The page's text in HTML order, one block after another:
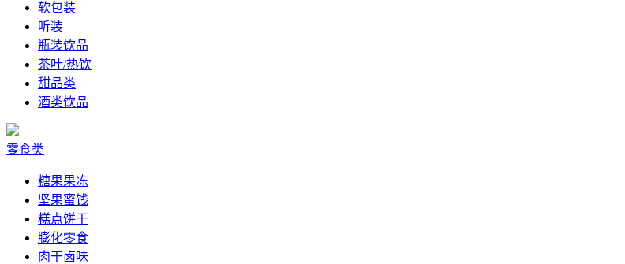
软包装
听装
瓶装饮品
茶叶/热饮
甜品类
酒类饮品
零食类
糖果果冻
坚果蜜饯
糕点饼干
膨化零食
肉干卤味